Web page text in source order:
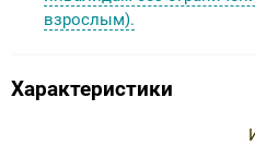
взрослым).
Характеристики